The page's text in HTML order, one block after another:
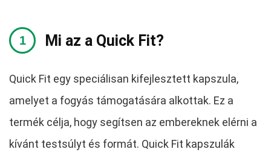
Mi az a Quick Fit?
Quick Fit egy speciálisan kifejlesztett kapszula,
amelyet a fogyás támogatására alkottak. Ez a
termék célja, hogy segítsen az embereknek elérni a
kívánt testsúlyt és formát. Quick Fit kapszulák